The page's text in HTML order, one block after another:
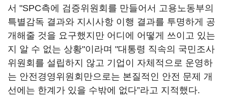
서 "SPC측에 검증위원회를 만들어서 고용노동부의
특별감독 결과와 지시사항 이행 결과를 투명하게 공
개해줄 것을 요구했지만 어디에 어떻게 쓰이고 있는
지 알 수 없는 상황"이라며 "대통령 직속의 국민조사
위원회를 설립하지 않고 기업이 자체적으로 운영하
는 안전경영위원회만으로는 본질적인 안전 문제 개
선에는 한계가 있을 수밖에 없다”라고 지적했다.